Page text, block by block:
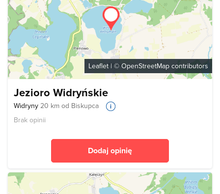
Leaflet| © OpenStreetMap contributors
Jezioro Widryńskie
Widryny 20 km od Biskupca
Brak opinii
Dodaj opinię